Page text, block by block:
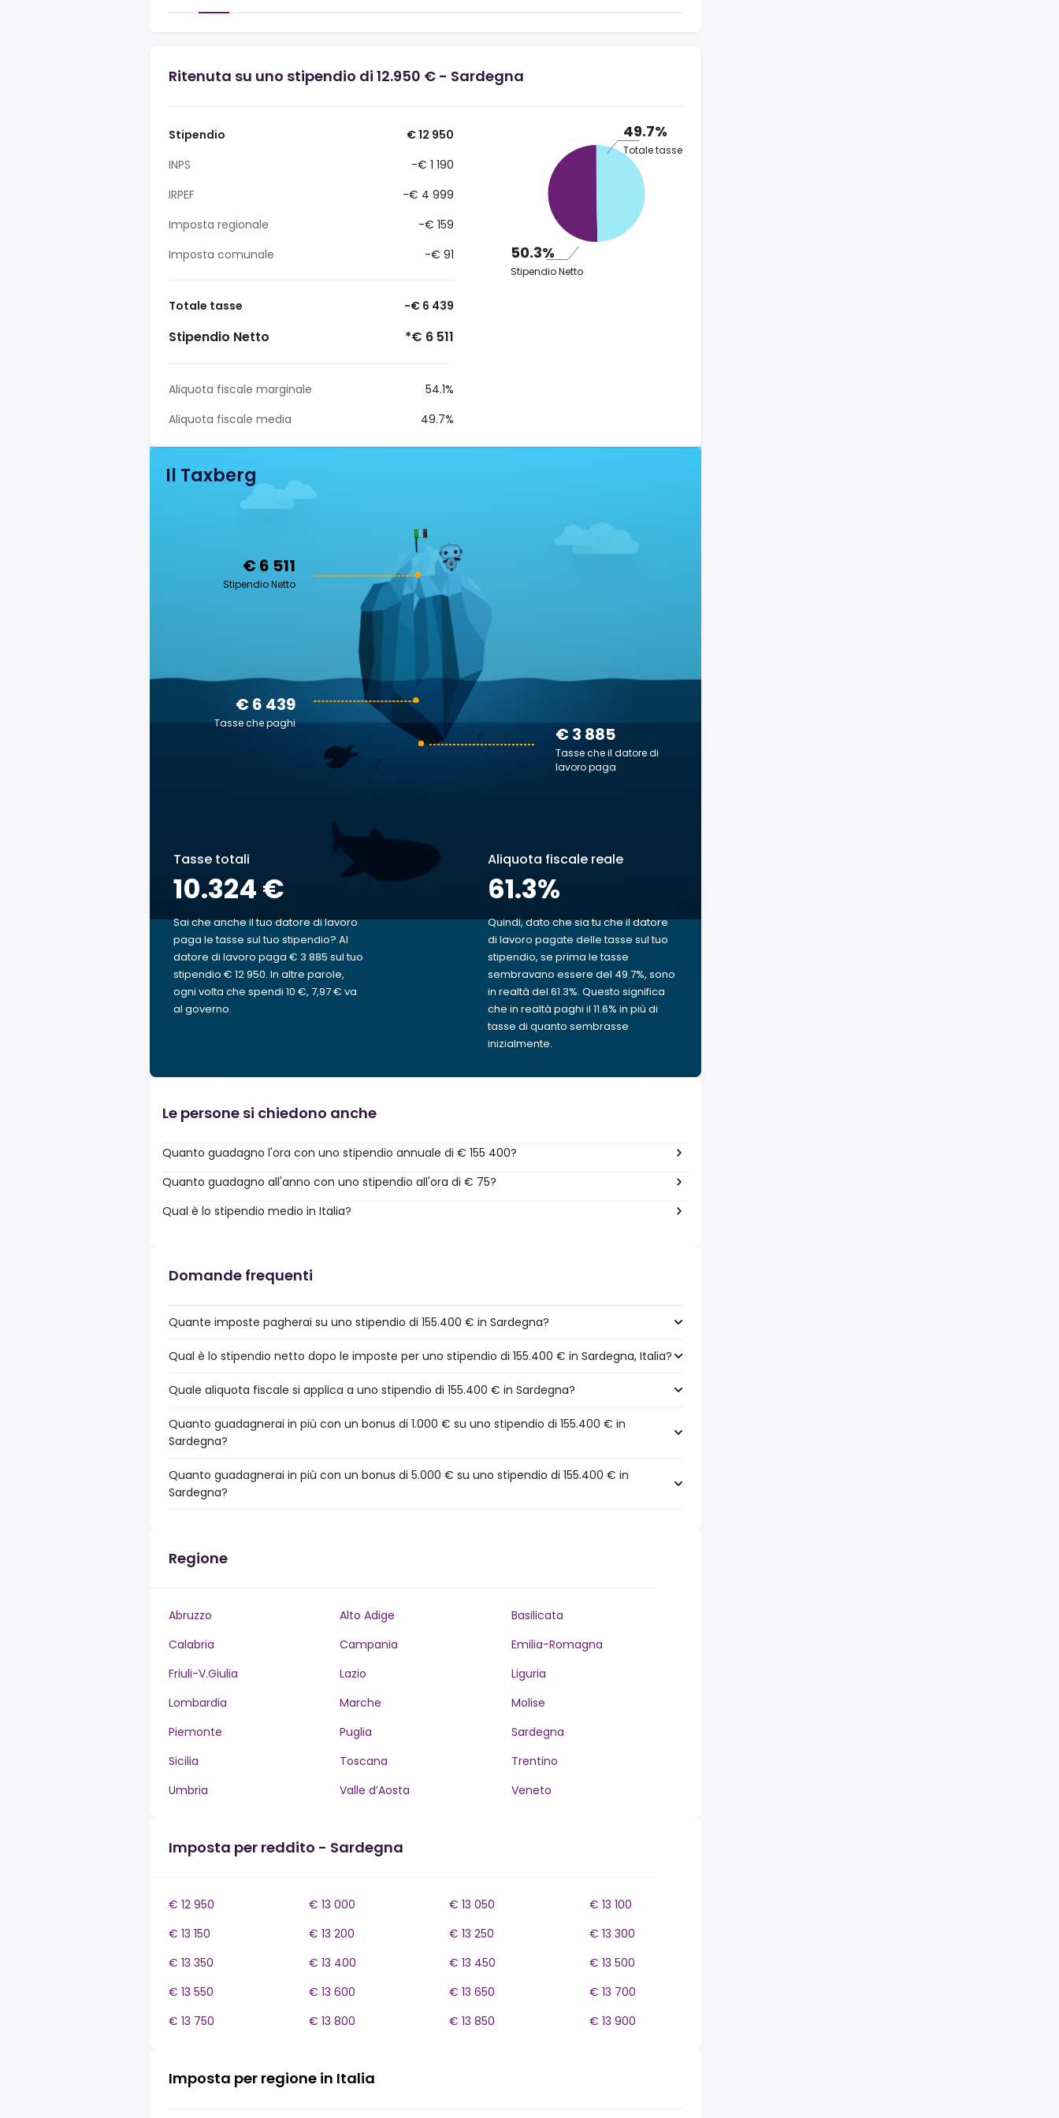
Ritenuta su uno stipendio di 12.950 € - Sardegna
Stipendio
€ 12 950
INPS
-€ 1 190
IRPEF
-€ 4 999
Imposta regionale
-€ 159
Imposta comunale
-€ 91
Totale tasse -€ 6 439
Stipendio Netto *€ 6 511
Aliquota fiscale marginale
54.1%
Aliquota fiscale media
49.7%
49.7%
Totale tasse
50.3%
Stipendio Netto
Il Taxberg
€ 6 511
Stipendio Netto
€ 3 885
Tasse che il datore di
lavoro paga
€ 6 439
Tasse che paghi
Tasse totali
10.324 €
Sai che anche il tuo datore di lavoro
paga le tasse sul tuo stipendio? Al
datore di lavoro paga € 3 885 sul tuo
stipendio € 12 950. In altre parole,
ogni volta che spendi 10 €, 7,97 € va
al governo.
Aliquota fiscale reale
61.3%
Quindi, dato che sia tu che il datore
di lavoro pagate delle tasse sul tuo
stipendio, se prima le tasse
sembravano essere del 49.7%, sono
in realtà del 61.3%. Questo significa
che in realtà paghi il 11.6% in più di
tasse di quanto sembrasse
inizialmente.
Le persone si chiedono anche
Quanto guadagno l'ora con uno stipendio annuale di € 155 400?
Quanto guadagno all'anno con uno stipendio all'ora di € 75?
Qual è lo stipendio medio in Italia?
Domande frequenti
Quante imposte pagherai su uno stipendio di 155.400 € in Sardegna?
Qual è lo stipendio netto dopo le imposte per uno stipendio di 155.400 € in Sardegna, Italia?
Quale aliquota fiscale si applica a uno stipendio di 155.400 € in Sardegna?
Quanto guadagnerai in più con un bonus di 1.000 € su uno stipendio di 155.400 € in
Sardegna?
Quanto guadagnerai in più con un bonus di 5.000 € su uno stipendio di 155.400 € in
Sardegna?
Regione
Abruzzo Alto Adige
Basilicata
Calabria
Campania
Emilia-Romagna
Friuli-V.Giulia
Lazio
Liguria
Lombardia
Marche
Molise
Piemonte
Puglia
Sardegna
Sicilia
Toscana
Trentino
Umbria
Valle d’Aosta Veneto
Imposta per reddito - Sardegna
€ 12 950 € 13 000 € 13 050
€ 13 100
€ 13 150
€ 13 200 € 13 250
€ 13 300
€ 13 350
€ 13 400 € 13 450
€ 13 500
€ 13 550
€ 13 600 € 13 650
€ 13 700
€ 13 750
€ 13 800 € 13 850 € 13 900
Imposta per regione in Italia